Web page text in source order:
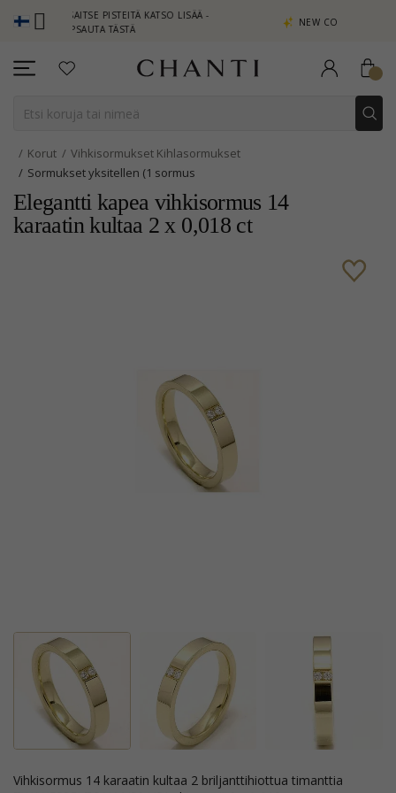
PISTEITÄ KATSO LISÄÄ -
NAPSAUTA TÄSTÄ
NEW COLLECTION | AURA
Korut
Vihkisormukset Kihlasormukset
Sormukset yksitellen (1 sormus
Elegantti kapea vihkisormus 14
karaatin kultaa 2 x 0,018 ct
vihkisormus 14 karaatin kultaa 2 briljanttihiottua timanttia